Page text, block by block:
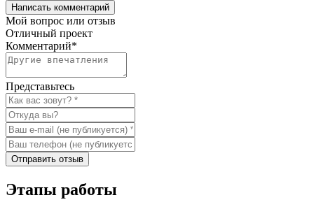
Написать комментарий
Мой вопрос или отзыв
Отличный проект
Комментарий*
Представьтесь
Отправить отзыв
Этапы работы